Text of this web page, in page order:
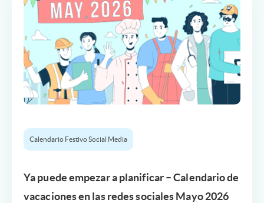
Calendario Festivo Social Media
Ya puede empezar a planificar – Calendario de
vacaciones en las redes sociales Mayo 2026